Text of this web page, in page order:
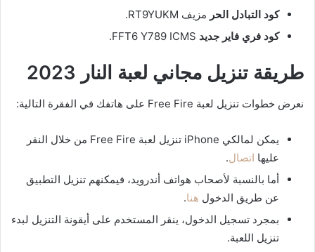
كود التبادل الحر مزيف RT9YUKM.
كود فري فاير جديد
طريقة تنزيل مجاني لعبة النار 2023
نعرض خطوات تنزيل لعبة Free Fire على هاتفك في الفقرة التالية:
يمكن لمالكي iPhone تنزيل لعبة Free Fire من خلال النقر
عليها اتصال.
أما بالنسبة لأصحاب هواتف أندرويد، فيمكنهم تنزيل التطبيق
عن طريق الدخول هنا.
بمجرد تسجيل الدخول، ينقر المستخدم على أيقونة التنزيل لبدء
تنزيل اللعبة.